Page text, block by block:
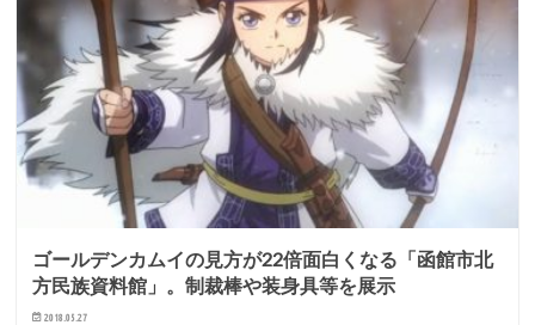
ゴールデンカムイの見方が22倍面白くなる「函館市北
方民族資料館」。制裁棒や装身具等を展示
2018.05.27